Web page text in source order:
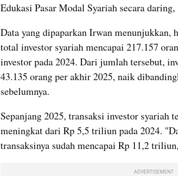
Edukasi Pasar Modal Syariah secara
Data yang dipaparkan Irwan menunjukkan,
total investor syariah mencapai 217.157
investor pada 2024. Dari jumlah tersebut,
43.135 orang per akhir 2025, naik
sebelumnya.
Sepanjang 2025, transaksi investor syariah
meningkat dari Rp 5,5 triliun pada 2024.
transaksinya sudah mencapai Rp 11,2
ADVERTISEMENT